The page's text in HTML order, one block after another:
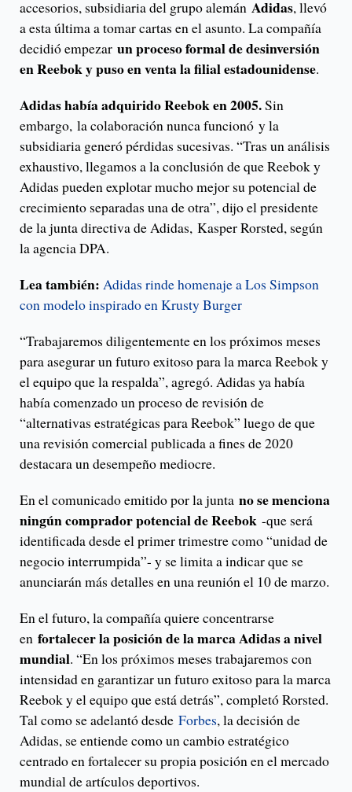
accesorios, subsidiaria del grupo alemán Adidas, llevó
a esta última a tomar cartas en el asunto. La compañía
decidió empezar un proceso formal de desinversión
en Reebok y puso en venta la filial estadounidense.
Adidas había adquirido Reebok en 2005.Sin
embargo, la colaboración nunca funcionó y la
subsidiaria generó pérdidas sucesivas. “Tras un análisis
exhaustivo, llegamos a la conclusión de que Reebok y
Adidas pueden explotar mucho mejor su potencial de
crecimiento separadas una de otra”, dijo el presidente
de la junta directiva de Adidas, Kasper Rorsted, según
la agencia DPA.
Lea también: Adidas rinde homenaje a Los Simpson
con modelo inspirado en Krusty Burger
“Trabajaremos diligentemente en los próximos meses
para asegurar un futuro exitoso para la marca Reebok y
el equipo que la respalda”, agregó. Adidas ya había
había comenzado un proceso de revisión de
“alternativas estratégicas para Reebok” luego de que
una revisión comercial publicada a fines de 2020
destacara un desempeño mediocre.
En el comunicado emitido por la junta no se menciona
ningún comprador potencial de Reebok -que será
identificada desde el primer trimestre como “unidad de
negocio interrumpida”- y se limita a indicar que se
anunciarán más detalles en una reunión el 10 de marzo.
En el futuro, la compañía quiere concentrarse
en fortalecer la posición de la marca Adidas a nivel
mundial. “En los próximos meses trabajaremos con
intensidad en garantizar un futuro exitoso para la marca
Reebok y el equipo que está detrás”, completó Rorsted.
Tal como se adelantó desde Forbes, la decisión de
Adidas, se entiende como un cambio estratégico
centrado en fortalecer su propia posición en el mercado
mundial de artículos deportivos.